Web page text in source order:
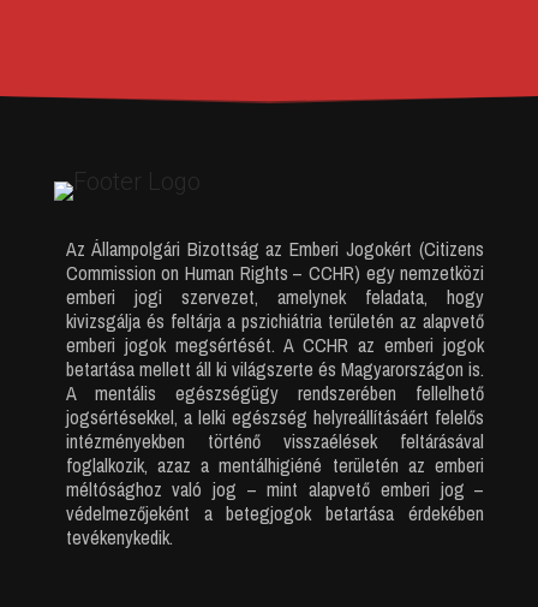
Az Állampolgári Bizottság az Emberi Jogokért (Citizens
Commission on Human Rights – CCHR) egy nemzetközi
emberi jogi szervezet, amelynek feladata, hogy
kivizsgálja és feltárja a pszichiátria területén az alapvető
emberi jogok megsértését. A CCHR az emberi jogok
betartása mellett áll ki világszerte és Magyarországon is.
A mentális egészségügy rendszerében fellelhető
jogsértésekkel, a lelki egészség helyreállításáért felelős
intézményekben történő visszaélések feltárásával
foglalkozik, azaz a mentálhigiéné területén az emberi
méltósághoz való jog – mint alapvető emberi jog –
védelmezőjeként a betegjogok betartása érdekében
tevékenykedik.